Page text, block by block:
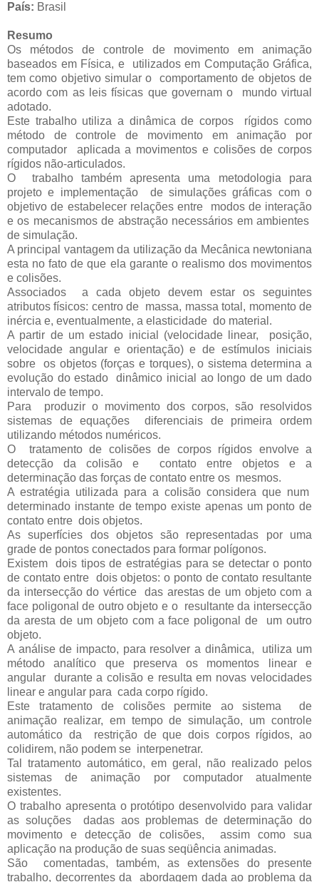
País: Brasil
Resumo
Os métodos de controle de movimento em animação
baseados em Física, e utilizados em Computação Gráfica,
tem como objetivo simular o comportamento de objetos de
acordo com as leis físicas que governam o mundo virtual
adotado.
Este trabalho utiliza a dinâmica de corpos rígidos como
método de controle de movimento em animação por
computador aplicada a movimentos e colisões de corpos
rígidos não-articulados.
O trabalho também apresenta uma metodologia para
projeto e implementação de simulações gráficas com o
objetivo de estabelecer relações entre modos de interação
e os mecanismos de abstração necessários em ambientes
de simulação.
A principal vantagem da utilização da Mecânica newtoniana
esta no fato de que ela garante o realismo dos movimentos
e colisões.
Associados a cada objeto devem estar os seguintes
atributos físicos: centro de massa, massa total, momento de
inércia e, eventualmente, a elasticidade do material.
A partir de um estado inicial (velocidade linear, posição,
velocidade angular e orientação) e de estímulos iniciais
sobre os objetos (forças e torques), o sistema determina a
evolução do estado dinâmico inicial ao longo de um dado
intervalo de tempo.
Para produzir o movimento dos corpos, são resolvidos
sistemas de equações diferenciais de primeira ordem
utilizando métodos numéricos.
O tratamento de colisões de corpos rígidos envolve a
detecção da colisão e contato entre objetos e a
determinação das forças de contato entre os mesmos.
A estratégia utilizada para a colisão considera que num
determinado instante de tempo existe apenas um ponto de
contato entre dois objetos.
As superfícies dos objetos são representadas por uma
grade de pontos conectados para formar polígonos.
Existem dois tipos de estratégias para se detectar o ponto
de contato entre dois objetos: o ponto de contato resultante
da intersecção do vértice das arestas de um objeto com a
face poligonal de outro objeto e o resultante da intersecção
da aresta de um objeto com a face poligonal de um outro
objeto.
A análise de impacto, para resolver a dinâmica, utiliza um
método analítico que preserva os momentos linear e
angular durante a colisão e resulta em novas velocidades
linear e angular para cada corpo rígido.
Este tratamento de colisões permite ao sistema de
animação realizar, em tempo de simulação, um controle
automático da restrição de que dois corpos rígidos, ao
colidirem, não podem se interpenetrar.
Tal tratamento automático, em geral, não realizado pelos
sistemas de animação por computador atualmente
existentes.
O trabalho apresenta o protótipo desenvolvido para validar
as soluções dadas aos problemas de determinação do
movimento e detecção de colisões, assim como sua
aplicação na produção de suas seqüência animadas.
São comentadas, também, as extensões do presente
trabalho, decorrentes da abordagem dada ao problema da